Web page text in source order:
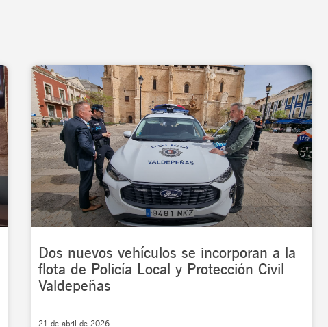
Dos nuevos vehículos se incorporan a la
flota de Policía Local y Protección Civil
Valdepeñas
21 de abril de 2026